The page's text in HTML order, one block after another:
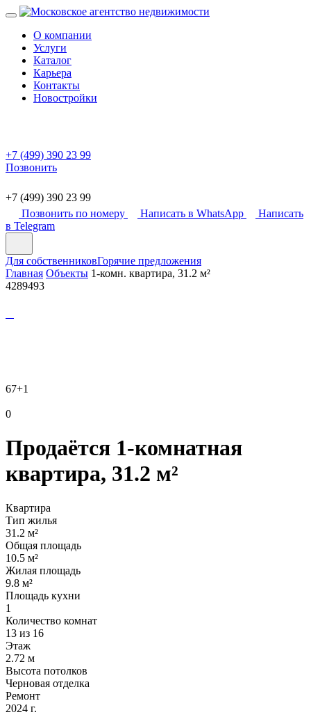
О компании
Услуги
Каталог
Карьера
Контакты
Новостройки
+7 (499) 390 23 99
Позвонить
+7 (499) 390 23 99
Позвонить по номеру
Написать в WhatsApp
Написать
в Telegram
Для собственниковГорячие предложения
Главная Объекты 1-комн. квартира, 31.2 м²
4289493
67+1
0
Продаётся 1-комнатная
квартира, 31.2 м²
Квартира
Тип жилья
31.2 м²
Общая площадь
10.5 м²
Жилая площадь
9.8 м²
Площадь кухни
1
Количество комнат
13 из 16
Этаж
2.72 м
Высота потолков
Черновая отделка
Ремонт
2024 г.